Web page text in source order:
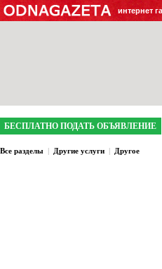
интернет
БЕСПЛАТНО ПОДАТЬ ОБЪЯВЛЕНИЕ
Все разделы | Другие услуги | Другое